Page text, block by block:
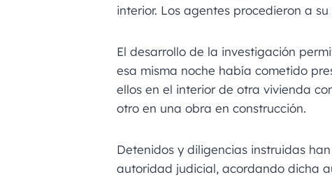
interior. Los agentes procedieron a
El desarrollo de la investigación
esa misma noche había cometido
ellos en el interior de otra vivienda
otro en una obra en construcción.
Detenidos y diligencias instruidas
autoridad judicial, acordando dicha